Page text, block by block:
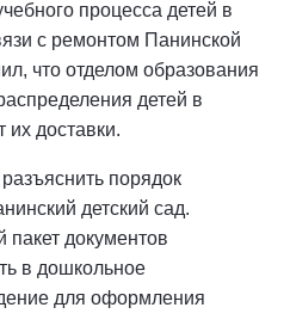
процесса детей в
с ремонтом Панинской
что отделом образования
детей в
доставки.
порядок
детский сад.
пакет документов
в дошкольное
для оформления